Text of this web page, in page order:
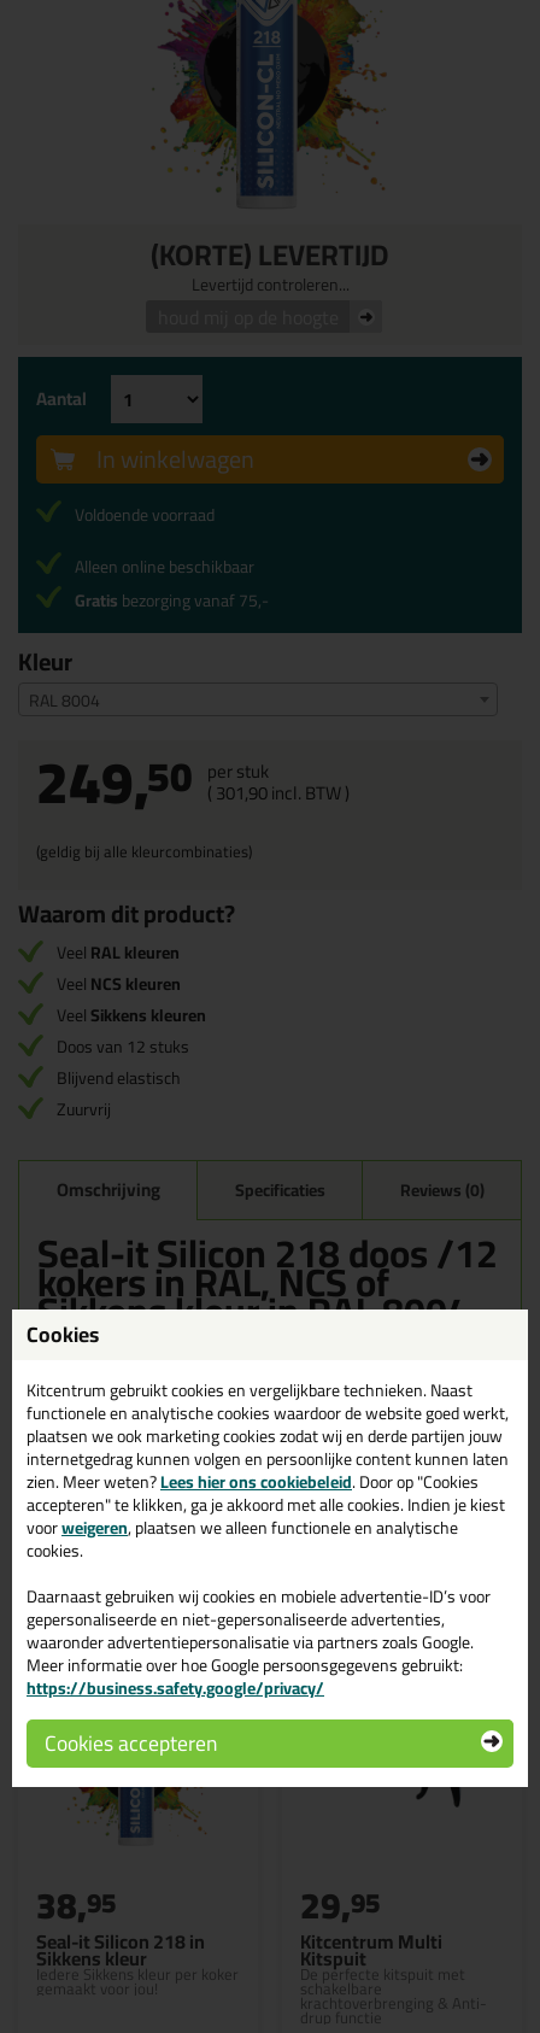
(KORTE) LEVERTIJD
Levertijd controleren...
Kleur
RAL 8004
249,50 per stuk
(301,90incl. BTW )
(geldig bij alle kleurcombinaties)
Aantal
In winkelwagen
Voldoende voorraad
Alleen online beschikbaar
Gratisbezorging vanaf 75,-
Waarom dit product?
VeelRAL kleuren
VeelNCS kleuren
VeelSikkens kleuren
Doos van 12 stuks
Blijvend elastisch
Zuurvrij
Omschrijving Specificaties Reviews (0)
Seal-it Silicon 218 doos /12
kokers in RAL, NCS of
Sikkens kleur in RAL 8004
Bestel de Seal-it Silicon 218 doos /12 kokers in RAL, NCS of
morgen in huis.
Wil je meer weten over de toepassing en kenmerken van dit
product?Lees alles over dit product >
Gerelateerde producten
Seal-it Silicon 218 in
Sikkens kleur
Iedere Sikkens kleur per koker
gemaakt voor jou!
38,95
Kitcentrum Multi
Kitspuit
De perfecte kitspuit met
schakelbare
krachtoverbrenging & Anti-
drup functie
29,95
Cookies
Kitcentrum gebruikt cookies en vergelijkbare technieken. Naast
functionele en analytische cookies waardoor de website goed werkt,
plaatsen we ook marketing cookies zodat wij en derde partijen jouw
internetgedrag kunnen volgen en persoonlijke content kunnen laten
zien. Meer weten?Lees hier ons cookiebeleid. Door op "Cookies
accepteren" te klikken, ga je akkoord met alle cookies. Indien je kiest
voorweigeren, plaatsen we alleen functionele en analytische
cookies.
Daarnaast gebruiken wij cookies en mobiele advertentie-ID’s voor
gepersonaliseerde en niet-gepersonaliseerde advertenties,
waaronder advertentiepersonalisatie via partners zoals Google.
Meer informatie over hoe Google persoonsgegevens gebruikt:
https://business.safety.google/privacy/
Cookies accepteren